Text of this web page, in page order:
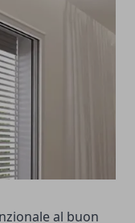
al buon